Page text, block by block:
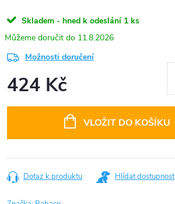
Skladem - hned k odeslání 1 ks
11.8.2026
Možnosti doručení
424 Kč
VLOŽIT DO KOŠÍKU
Dotaz k produktu Hlídat dostupnost